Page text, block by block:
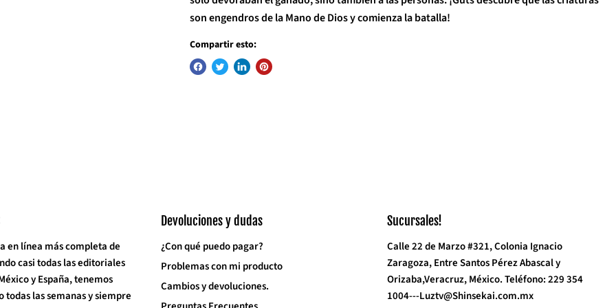
son engendros de la Mano de Dios y comienza la batalla!
Compartir esto:
en línea más completa de
casi todas las editoriales
y España, tenemos
todas las semanas y siempre
Devoluciones y dudas
¿Con qué puedo pagar?
Problemas con mi producto
Cambios y devoluciones.
Sucursales!
Calle 22 de Marzo #321, Colonia Ignacio
Zaragoza, Entre Santos Pérez Abascal y
Orizaba,Veracruz, México. Teléfono: 229 354
1004---Luztv@Shinsekai.com.mx